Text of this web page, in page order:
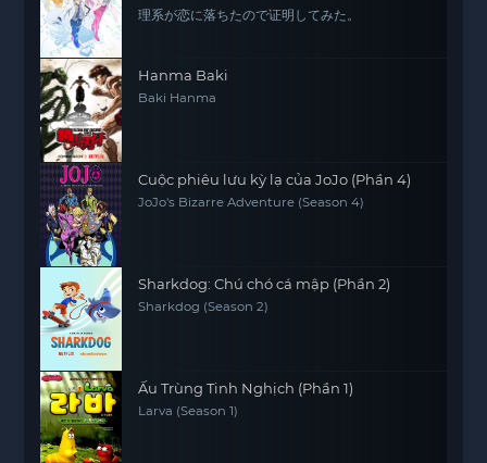
理系が恋に落ちたので证明してみた。
Hanma Baki
Baki Hanma
Cuộc phiêu lưu kỳ lạ của JoJo (Phần 4)
JoJo's Bizarre Adventure (Season 4)
Sharkdog: Chú chó cá mập (Phần 2)
Sharkdog (Season 2)
Ấu Trùng Tinh Nghịch (Phần 1)
Larva (Season 1)